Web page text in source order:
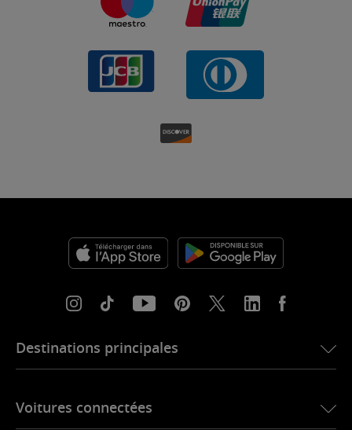
Destinations principales
eSIM pour l’Europe
Voitures connectées